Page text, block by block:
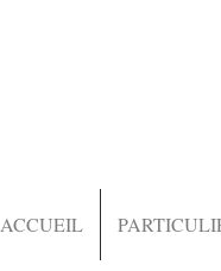
ACCUEIL